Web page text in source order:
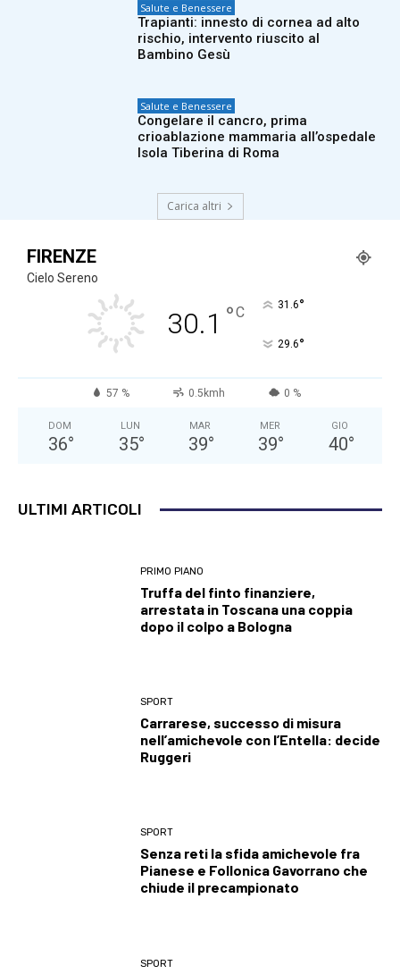
Salute e Benessere
Trapianti: innesto di cornea ad alto
rischio, intervento riuscito al
Bambino Gesù
Salute e Benessere
Congelare il cancro, prima
crioablazione mammaria all’ospedale
Isola Tiberina di Roma
Carica altri
FIRENZE
Cielo Sereno
30.1 °C 31.6°
29.6°
57 % 0.5kmh 0 %
DOM
36°
LUN
35°
MAR
39°
MER
39°
GIO
40°
ULTIMI ARTICOLI
PRIMO PIANO
Truffa del finto finanziere,
arrestata in Toscana una coppia
dopo il colpo a Bologna
SPORT
Carrarese, successo di misura
nell’amichevole con l’Entella: decide
Ruggeri
SPORT
Senza reti la sfida amichevole fra
Pianese e Follonica Gavorrano che
chiude il precampionato
SPORT